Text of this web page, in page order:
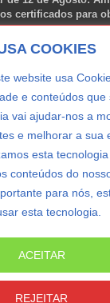
COOKIES
website usa
e conteúdos que
vai ajudar-nos a
e melhorar a sua
esta
conteúdos do
para nós,
esta tecnologia.
REJEITAR
ACEITAR
certificados para
prémio
para as férias de